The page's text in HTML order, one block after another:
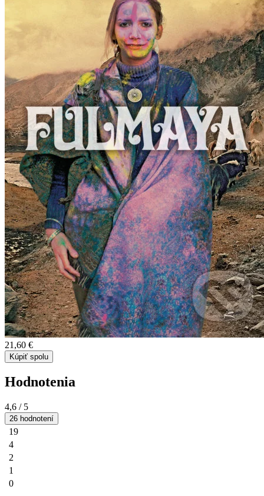
21,60 €
Kúpiť spolu
Hodnotenia
4,6 / 5
26 hodnotení
19
4
2
1
0